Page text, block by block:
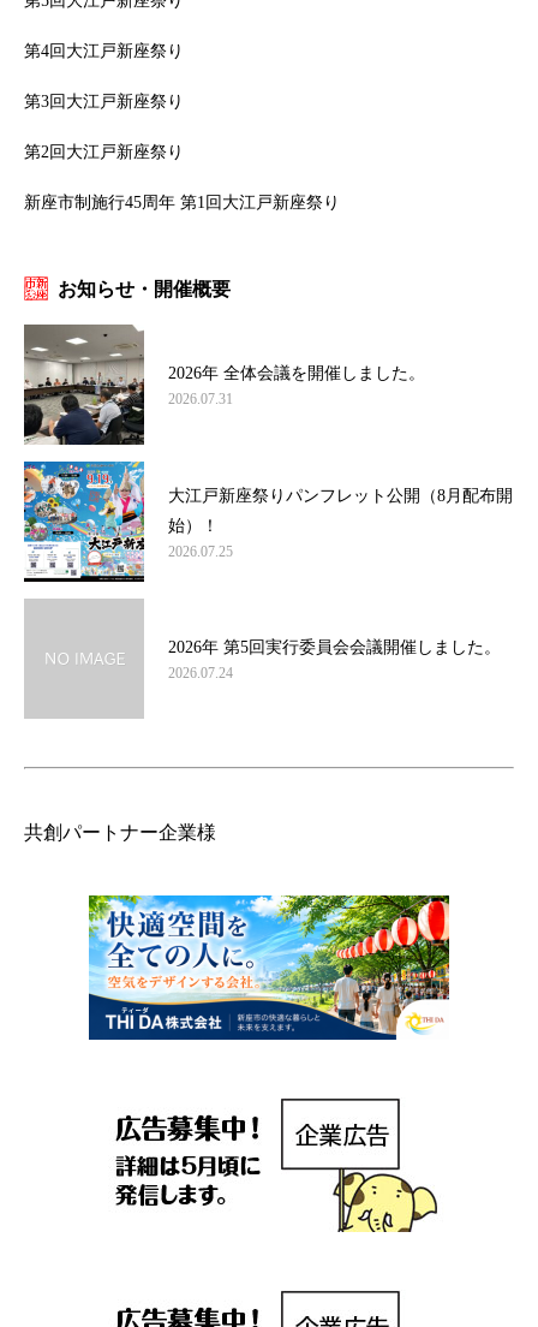
第4回大江戸新座祭り
第3回大江戸新座祭り
第2回大江戸新座祭り
新座市制施行45周年 第1回大江戸新座祭り
お知らせ・開催概要
2026年 全体会議を開催しました。
2026.07.31
大江戸新座祭りパンフレット公開（8月配布開
始）！
2026.07.25
2026年 第5回実行委員会会議開催しました。
2026.07.24
共創パートナー企業様